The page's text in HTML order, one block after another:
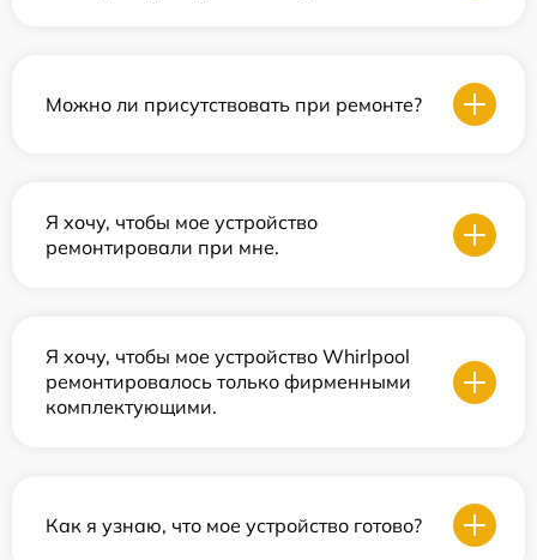
Можно ли присутствовать при ремонте?
Я хочу, чтобы мое устройство
ремонтировали при мне.
Я хочу, чтобы мое устройство Whirlpool
ремонтировалось только фирменными
комплектующими.
Как я узнаю, что мое устройство готово?